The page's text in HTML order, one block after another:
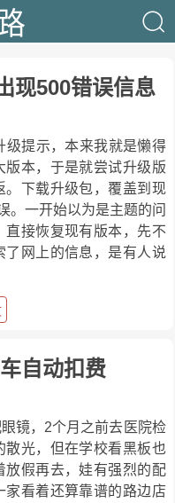
现500错误信息
级提示，本来我就是懒得
本，于是就尝试升级版
下载升级包，覆盖到现
。一开始以为是主题的问
接恢复现有版本，先不
网上的信息，是有人说
自动扣费
镜，2个月之前去医院检
光，但在学校看黑板也
假再去，娃有强烈的配
家看着还算靠谱的路边店